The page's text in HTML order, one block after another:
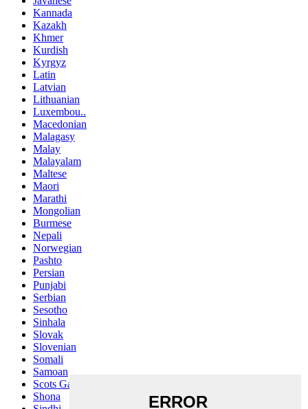
Kannada
Kazakh
Khmer
Kurdish
Kyrgyz
Latin
Latvian
Lithuanian
Luxembou..
Macedonian
Malagasy
Malay
Malayalam
Maltese
Maori
Marathi
Mongolian
Burmese
Nepali
Norwegian
Pashto
Persian
Punjabi
Serbian
Sesotho
Sinhala
Slovak
Slovenian
Somali
Samoan
Scots Gaelic
Shona